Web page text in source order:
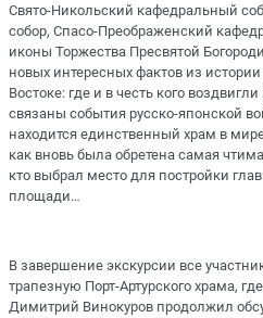
Свято-Никольский кафедральный
собор, Спасо-Преображенский
иконы Торжества Пресвятой
новых интересных фактов из
Востоке: где и в честь кого
связаны события русско-японской
находится единственный храм в
как вновь была обретена самая
кто выбрал место для постройки
площади…
В завершение экскурсии все
трапезную Порт-Артурского храма,
Димитрий Винокуров продолжил